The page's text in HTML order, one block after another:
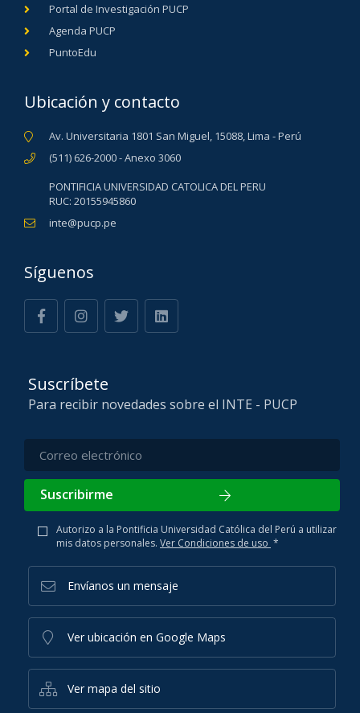
Portal de Investigación PUCP
Agenda PUCP
PuntoEdu
Ubicación y contacto
Av. Universitaria 1801 San Miguel, 15088, Lima - Perú
(511) 626-2000 - Anexo 3060
PONTIFICIA UNIVERSIDAD CATOLICA DEL PERU
RUC: 20155945860
inte@pucp.pe
Síguenos
Suscríbete
Para recibir novedades sobre el INTE - PUCP
Suscribirme
Autorizo a la Pontificia Universidad Católica del Perú a utilizar
mis datos personales. Ver Condiciones de uso *
Envíanos un mensaje
Ver ubicación en Google Maps
Ver mapa del sitio